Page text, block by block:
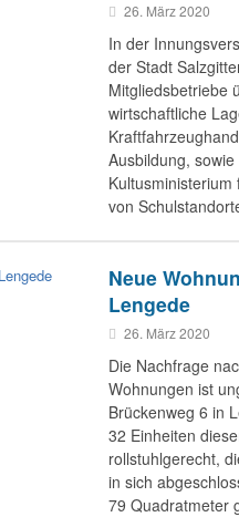
26. März 2020
In der
der Stadt
Mitgliedsbetriebe
wirtschaftliche
Ausbildung,
von
Neue
Lengede
26. März 2020
Die Nachfrage
Wohnungen ist
Brückenweg 6 in
32 Einheiten
rollstuhlgerecht,
in sich
79 Quadratmeter